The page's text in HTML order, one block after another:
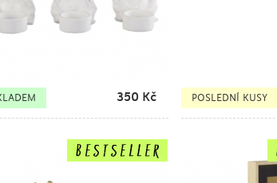
POSLEDNÍ KUSY
350 Kč